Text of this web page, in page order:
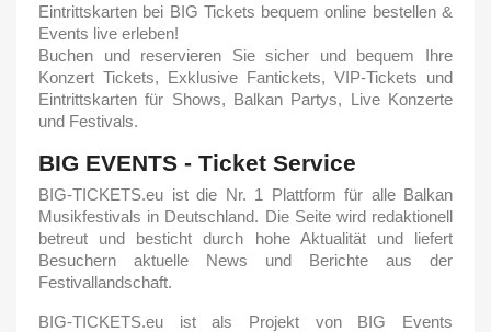
Eintrittskarten bei BIG Tickets bequem online bestellen &
Events live erleben!
Buchen und reservieren Sie sicher und bequem Ihre
Konzert Tickets, Exklusive Fantickets, VIP-Tickets und
Eintrittskarten für Shows, Balkan Partys, Live Konzerte
und Festivals.
BIG EVENTS - Ticket Service
BIG-TICKETS.eu ist die Nr. 1 Plattform für alle Balkan
Musikfestivals in Deutschland. Die Seite wird redaktionell
betreut und besticht durch hohe Aktualität und liefert
Besuchern aktuelle News und Berichte aus der
Festivallandschaft.
BIG-TICKETS.eu ist als Projekt von BIG Events